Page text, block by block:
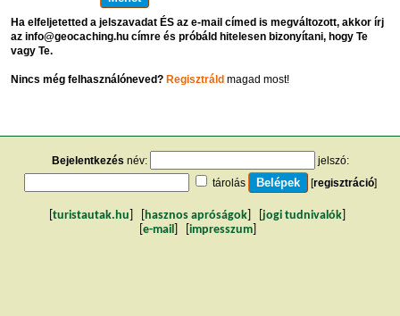
Ha elfeljetetted a jelszavadat ÉS az e-mail címed is megváltozott, akkor írj
az info@geocaching.hu címre és próbáld hitelesen bizonyítani, hogy Te
vagy Te.
Nincs még felhasználóneved? Regisztráldmagad most!
Bejelentkezés név:
jelszó:
tárolás
[regisztráció]
turistautak.hu hasznos apróságok jogi tudnivalók
e-mail impresszum]